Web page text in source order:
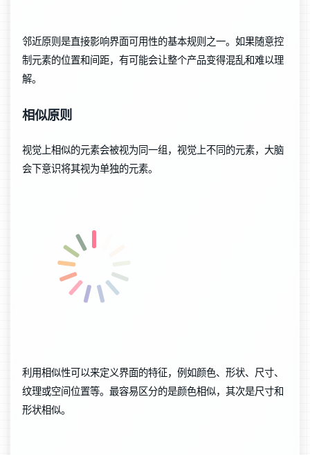
邻近原则是直接影响界面可用性的基本规则之一。如果随意控
制元素的位置和间距，有可能会让整个产品变得混乱和难以理
解。
相似原则
视觉上相似的元素会被视为同一组，视觉上不同的元素，大脑
会下意识将其视为单独的元素。
利用相似性可以来定义界面的特征，例如颜色、形状、尺寸、
纹理或空间位置等。最容易区分的是颜色相似，其次是尺寸和
形状相似。